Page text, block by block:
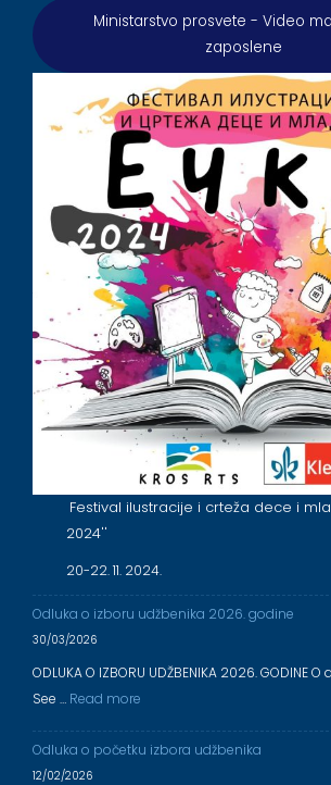
Ministarstvo prosvete - Video
zaposlene
Festival ilustracije i crteža dece i
2024''
20-22. 11. 2024.
Odluka o izboru udžbenika 2026. godine
30/03/2026
ODLUKA O IZBORU UDŽBENIKA 2026. GODINE
See … Read more
Odluka o početku izbora udžbenika
12/02/2026